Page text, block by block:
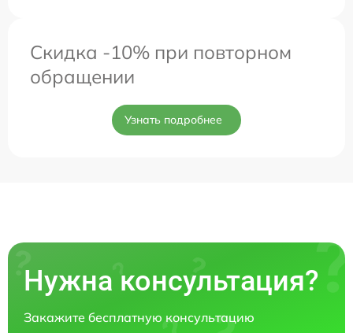
Скидка -10% при повторном
обращении
Узнать подробнее
Нужна консультация?
Закажите бесплатную консультацию